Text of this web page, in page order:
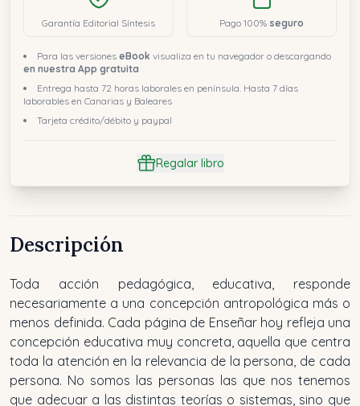
Garantía Editorial Síntesis Pago 100% seguro
Para las versiones eBook visualiza en tu navegador o descargando
en nuestra App gratuita
Entrega hasta 72 horas laborales en península. Hasta 7 días
laborables en Canarias y Baleares
Tarjeta crédito/débito y paypal
Regalar libro
Descripción
Toda acción pedagógica, educativa, responde
necesariamente a una concepción antropológica más o
menos definida. Cada página de Enseñar hoy refleja una
concepción educativa muy concreta, aquella que centra
toda la atención en la relevancia de la persona, de cada
persona. No somos las personas las que nos tenemos
que adecuar a las distintas teorías o sistemas, sino que